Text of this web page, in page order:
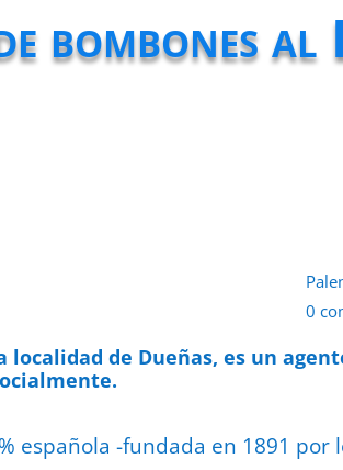
bombones al
0
localidad de Dueñas, es un
española -fundada en 1891 por